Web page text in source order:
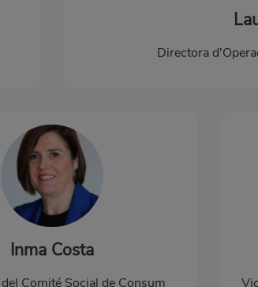
Directora
Inma Costa
Comité Social de Consum